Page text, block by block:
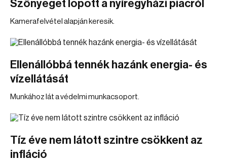
Szőnyeget lopott a nyíregyházi piacról
Kamerafelvétel alapján keresik.
Ellenállóbbá tennék hazánk energia- és
vízellátását
Munkához lát a védelmi munkacsoport.
Tíz éve nem látott szintre csökkent az
infláció